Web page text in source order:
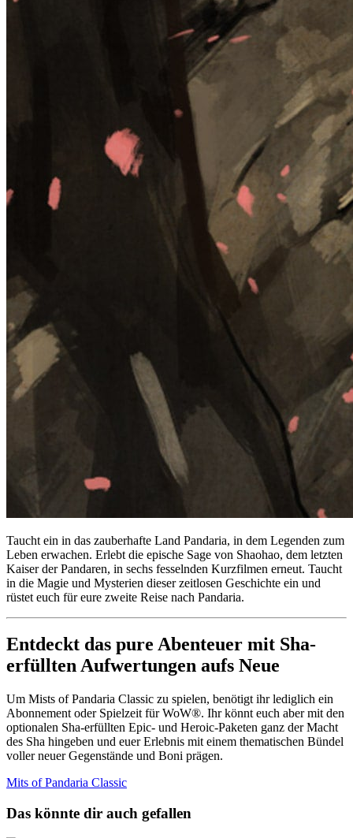
Taucht ein in das zauberhafte Land Pandaria, in dem Legenden zum
Leben erwachen. Erlebt die epische Sage von Shaohao, dem letzten
Kaiser der Pandaren, in sechs fesselnden Kurzfilmen erneut. Taucht
in die Magie und Mysterien dieser zeitlosen Geschichte ein und
rüstet euch für eure zweite Reise nach Pandaria.
Entdeckt das pure Abenteuer mit Sha-
erfüllten Aufwertungen aufs Neue
Um Mists of Pandaria Classic zu spielen, benötigt ihr lediglich ein
Abonnement oder Spielzeit für WoW®. Ihr könnt euch aber mit den
optionalen Sha-erfüllten Epic- und Heroic-Paketen ganz der Macht
des Sha hingeben und euer Erlebnis mit einem thematischen Bündel
voller neuer Gegenstände und Boni prägen.
Mits of Pandaria Classic
Das könnte dir auch gefallen